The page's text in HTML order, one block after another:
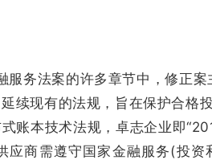
务法案的许多章节中，修正案
续现有的法规，旨在保护合
账本技术法规，卓志企业即
应商需遵守国家金融服务(投